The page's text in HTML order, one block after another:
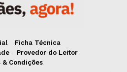
Ficha Técnica
Provedor do Leitor
& Condições